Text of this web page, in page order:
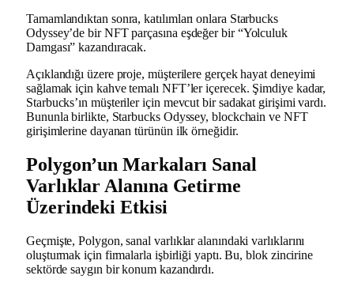
Tamamlandıktan sonra, katılımları onlara Starbucks
Odyssey’de bir NFT parçasına eşdeğer bir “Yolculuk
Damgası” kazandıracak.
Açıklandığı üzere proje, müşterilere gerçek hayat deneyimi
sağlamak için kahve temalı NFT’ler içerecek. Şimdiye kadar,
Starbucks’ın müşteriler için mevcut bir sadakat girişimi vardı.
Bununla birlikte, Starbucks Odyssey, blockchain ve NFT
girişimlerine dayanan türünün ilk örneğidir.
Polygon’un Markaları Sanal
Varlıklar Alanına Getirme
Üzerindeki Etkisi
Geçmişte, Polygon, sanal varlıklar alanındaki varlıklarını
oluşturmak için firmalarla işbirliği yaptı. Bu, blok zincirine
sektörde saygın bir konum kazandırdı.